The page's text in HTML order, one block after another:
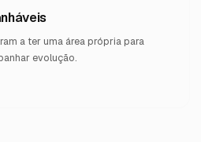
a ter uma área própria para
evolução.